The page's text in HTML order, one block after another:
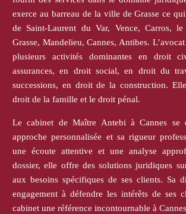
exerce au barreau de la ville de Grasse ce
de Saint-Laurent du Var, Vence, Carros,
Grasse, Mandelieu, Cannes, Antibes.
plusieurs activités dominantes en droit
assurances, en droit social, en droit du
successions, en droit de la construction.
droit de la famille et le droit pénal.
Le cabinet de Maître Antebi à Cannes se
approche personnalisée et sa rigueur
une écoute attentive et une analyse
dossier, elle offre des solutions juridiques
aux besoins spécifiques de ses clients. Sa
engagement à défendre les intérêts de ses
cabinet une référence incontournable à